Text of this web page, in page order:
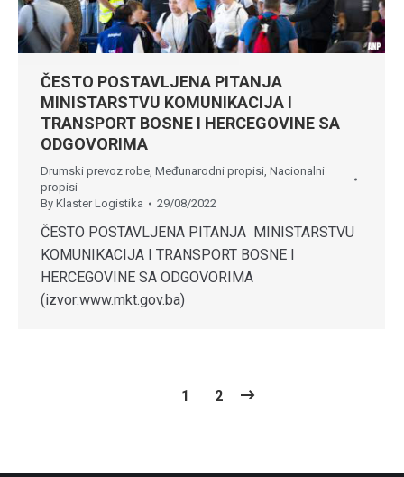
ČESTO POSTAVLJENA PITANJA
MINISTARSTVU KOMUNIKACIJA I
TRANSPORT BOSNE I HERCEGOVINE SA
ODGOVORIMA
Drumski prevoz robe Međunarodni propisi Nacionalni
propisi
By Klaster Logistika 29/08/2022
ČESTO POSTAVLJENA PITANJA MINISTARSTVU
KOMUNIKACIJA I TRANSPORT BOSNE I
HERCEGOVINE SA ODGOVORIMA
(izvor:www.mkt.gov.ba)
1 2